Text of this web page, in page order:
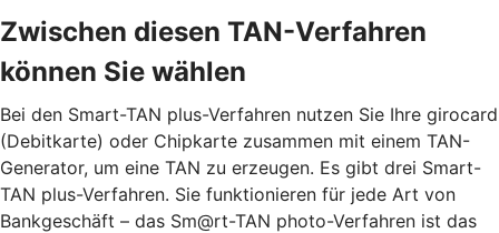
Zwischen diesen TAN-Verfahren
können Sie wählen
Bei den Smart-TAN plus-Verfahren nutzen Sie Ihre girocard
(Debitkarte) oder Chipkarte zusammen mit einem TAN-
Generator, um eine TAN zu erzeugen. Es gibt drei Smart-
TAN plus-Verfahren. Sie funktionieren für jede Art von
Bankgeschäft – das Sm@rt-TAN photo-Verfahren ist das